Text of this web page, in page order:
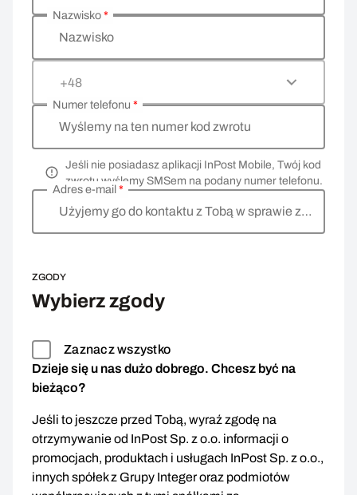
Nazwisko
Nazwisko*
+48
Wyślemy na ten numer kod zwrotu
Numer telefonu *
Jeśli nie posiadasz aplikacji InPost Mobile, Twój kod
zwrotu wyślemy SMSem na podany numer telefonu.
Użyjemy go do kontaktu z Tobą w sprawie zwrotu
Adres e-mail *
ZGODY
Wybierz zgody
Zaznacz wszystko
Dzieje się u nas dużo dobrego. Chcesz być na
bieżąco?
Jeśli to jeszcze przed Tobą, wyraź zgodę na
otrzymywanie od InPost Sp. z o.o. informacji o
promocjach, produktach i usługach InPost Sp. z o.o.,
innych spółek z Grupy Integer oraz podmiotów